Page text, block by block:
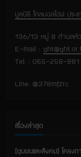
e
R
e
a
i
n
มูลนิธิ โกลบอลโฮฟ ประเ
136/13 หมู่ 8 ตำบลหั
E-mail :
Tel. : 055-258-881
Line: @378mfzrc
เรื่องล่าสุด
[ชุมชนและสังคม] โครง